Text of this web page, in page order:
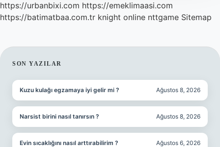
https://urbanbixi.com https://emeklimaasi.com
https://batimatbaa.com.tr knight online nttgame Sitemap
SIDEBAR
SON YAZILAR
Kuzu kulağı egzamaya iyi gelir mi ? Ağustos 8, 2026
Narsist birini nasıl tanırsın ? Ağustos 8, 2026
Evin sıcaklığını nasıl arttırabilirim ? Ağustos 6, 2026